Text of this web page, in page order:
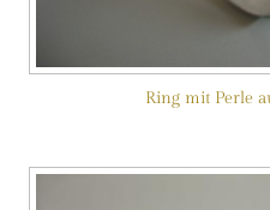
Ring mit Perle